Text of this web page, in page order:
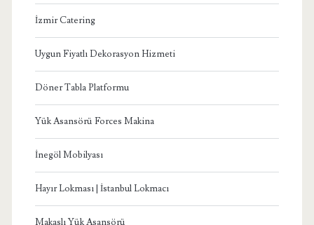
İzmir Catering
Uygun Fiyatlı Dekorasyon Hizmeti
Döner Tabla Platformu
Yük Asansörü Forces Makina
İnegöl Mobilyası
Hayır Lokması | İstanbul Lokmacı
Makaslı Yük Asansörü